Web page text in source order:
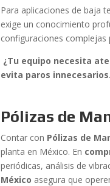
Para aplicaciones de baja
exige un conocimiento
configuraciones
¿Tu equipo necesita
evita paros innecesarios.
Pólizas de
Contar con Pólizas de
planta en México. En
periódicas, análisis de
México asegura que